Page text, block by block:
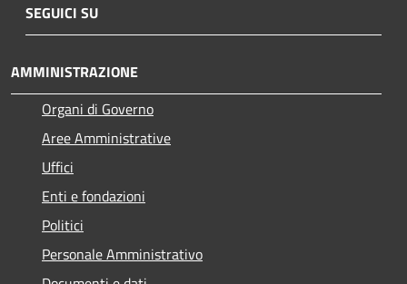
SEGUICI SU
AMMINISTRAZIONE
Organi di Governo
Aree Amministrative
Uffici
Enti e fondazioni
Politici
Personale Amministrativo